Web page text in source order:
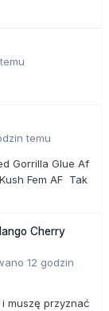
temu
Gorrilla Glue Af
Fem AF Tak
Cherry
12 godzin
muszę przyznać